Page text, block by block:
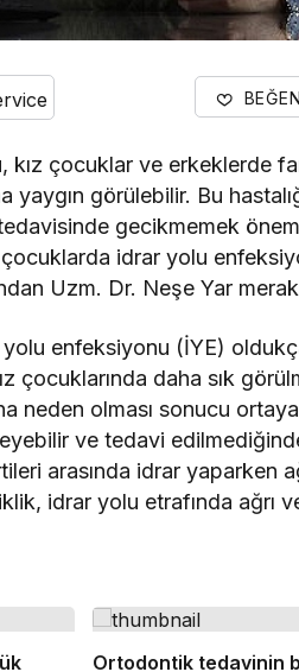
BEĞEN
çocuklar ve erkeklerde
yaygın görülebilir. Bu
gecikmemek
çocuklarda idrar yolu
Uzm. Dr. Neşe Yar
yolu enfeksiyonu (İYE)
çocuklarında daha sık
neden olması sonucu ortaya
ve tedavi
arasında idrar yaparken
idrar yolu etrafında ağrı
Ortodontik tedavinin